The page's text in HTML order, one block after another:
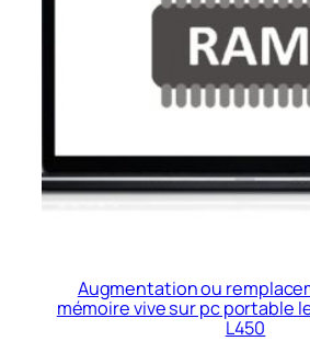
Augmentation ou
mémoire vive sur pc portable
L450